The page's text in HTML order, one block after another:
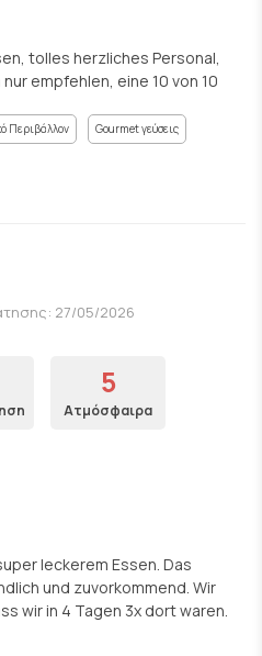
tolles herzliches Personal,
empfehlen, eine 10 von 10
Περιβάλλον Gourmet γεύσεις
27/05/2026
5
Ατμόσφαιρα
leckerem Essen. Das
und zuvorkommend. Wir
wir in 4 Tagen 3x dort waren.